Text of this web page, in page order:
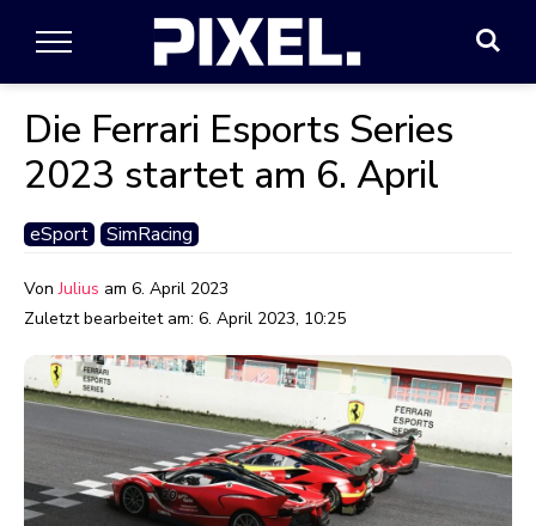
Die Ferrari Esports Series
2023 startet am 6. April
eSport SimRacing
VonJulius am 6. April 2023
Zuletzt bearbeitet am: 6. April 2023, 10:25